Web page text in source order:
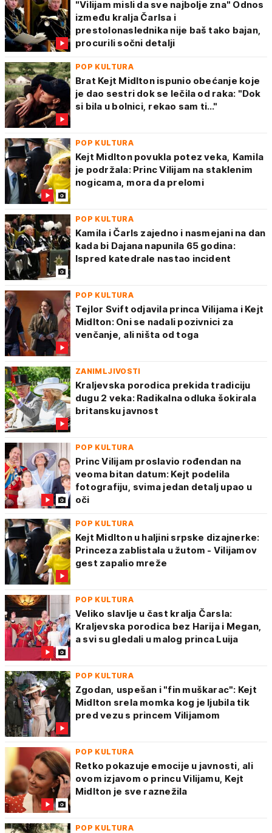
"Vilijam misli da sve najbolje zna" Odnos
između kralja Čarlsa i
prestolonaslednika nije baš tako bajan,
procurili sočni detalji
POP KULTURA
Brat Kejt Midlton ispunio obećanje koje
je dao sestri dok se lečila od raka: "Dok
si bila u bolnici, rekao sam ti…"
POP KULTURA
Kejt Midlton povukla potez veka, Kamila
je podržala: Princ Vilijam na staklenim
nogicama, mora da prelomi
POP KULTURA
Kamila i Čarls zajedno i nasmejani na dan
kada bi Dajana napunila 65 godina:
Ispred katedrale nastao incident
POP KULTURA
Tejlor Svift odjavila princa Vilijama i Kejt
Midlton: Oni se nadali pozivnici za
venčanje, ali ništa od toga
ZANIMLJIVOSTI
Kraljevska porodica prekida tradiciju
dugu 2 veka: Radikalna odluka šokirala
britansku javnost
POP KULTURA
Princ Vilijam proslavio rođendan na
veoma bitan datum: Kejt podelila
fotografiju, svima jedan detalj upao u
oči
POP KULTURA
Kejt Midlton u haljini srpske dizajnerke:
Princeza zablistala u žutom - Vilijamov
gest zapalio mreže
POP KULTURA
Veliko slavlje u čast kralja Čarsla:
Kraljevska porodica bez Harija i Megan,
a svi su gledali u malog princa Luija
POP KULTURA
Zgodan, uspešan i "fin muškarac": Kejt
Midlton srela momka kog je ljubila tik
pred vezu s princem Vilijamom
POP KULTURA
Retko pokazuje emocije u javnosti, ali
ovom izjavom o princu Vilijamu, Kejt
Midlton je sve raznežila
POP KULTURA